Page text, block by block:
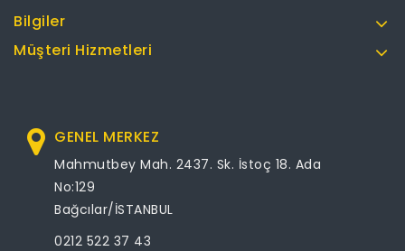
Bilgiler
Müşteri Hizmetleri
GENEL MERKEZ
Mahmutbey Mah. 2437. Sk. İstoç 18. Ada
No:129
Bağcılar/İSTANBUL
0212 522 37 43